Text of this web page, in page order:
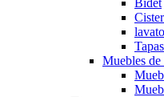
Bidet
Tapas
Muebles de